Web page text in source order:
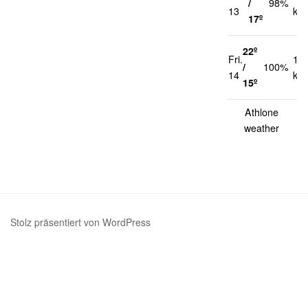
13
/
17º
98%
Fri.
14
22º
/
15º
100%
13
Athlone
weather
Stolz präsentiert von WordPress